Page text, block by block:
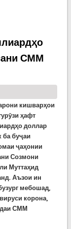
СММ
кишварҳои
ҳафт
доллар
ба буҷаи
ҷаҳонии
Созмони
Муттаҳид
Аъзои ин
мебошад,
корона,
СММ